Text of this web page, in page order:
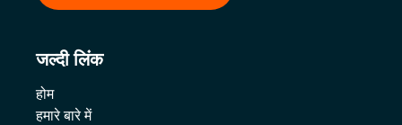
जल्दी लिंक
होम
हमारे बारे में